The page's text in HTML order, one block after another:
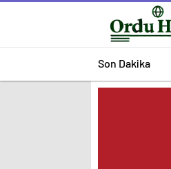
Son Dakika